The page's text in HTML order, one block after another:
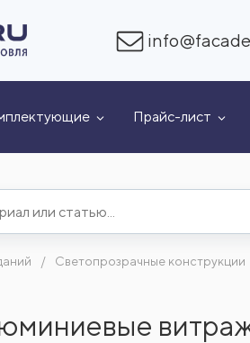
Прайс-лист
Светопрозрачные конструкции